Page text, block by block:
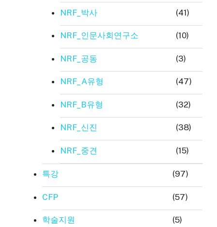
NRF_박사 (41)
NRF_인문사회연구소 (10)
NRF_공동 (3)
NRF_A유형 (47)
NRF_B유형 (32)
NRF_신진 (38)
NRF_중견 (15)
특강 (97)
CFP (57)
학술지원 (5)